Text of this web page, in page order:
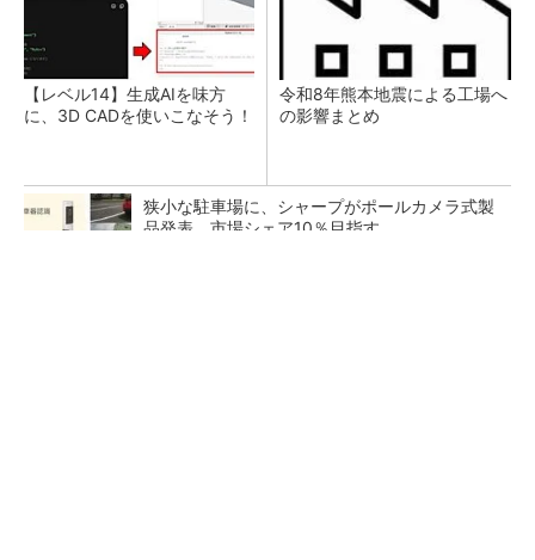
【レベル14】生成AIを味方
に、3D CADを使いこなそう！
令和8年熊本地震による工場へ
の影響まとめ
狭小な駐車場に、シャープがポールカメラ式製
品発表 市場シェア10％目指す